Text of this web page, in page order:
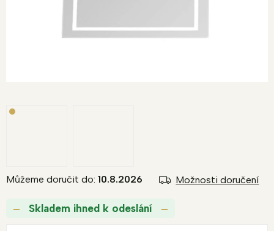
Skladem ihned k odeslání
Můžeme doručit do: 10.8.2026 Možnosti doručení